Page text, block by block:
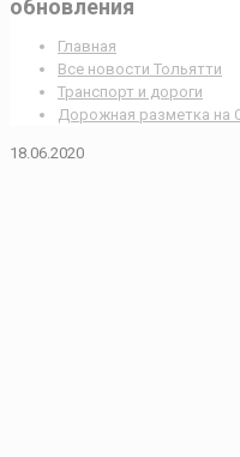
обновления
Главная
Все новости Тольятти
Транспорт и дороги
Дорожная разметка на
18.06.2020